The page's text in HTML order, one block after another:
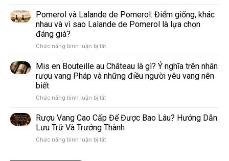
vang
phổ
thế
Và
Sparkling
Wine
Nhau
Thế
Nào?
So
Dễ
Hiểu
Người
Pomerol và Lalande de Pomerol: Điểm giống, khác
nhau và vì sao Lalande de Pomerol là lựa chọn
đáng giá?
Chức năng bình luận bị tắtở
và
Lalande
de
Điểm
khác
nhau
vì
Mis en Bouteille au Château là gì? Ý nghĩa trên nhãn
rượu vang Pháp và những điều người yêu vang nên
biết
Chức năng bình luận bị tắtở
en
Bouteille
au
Château
Rượu Vang Cao Cấp Để Được Bao Lâu? Hướng Dẫn
Lưu Trữ Và Trưởng Thành
Chức năng bình luận bị tắtở